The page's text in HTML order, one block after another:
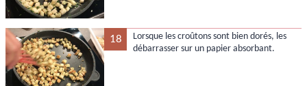
18
Lorsque les croûtons sont bien dorés, les
débarrasser sur un papier absorbant.